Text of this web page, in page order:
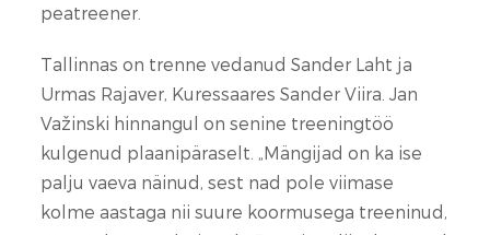
peatreener.
Tallinnas on trenne vedanud Sander Laht ja
Urmas Rajaver, Kuressaares Sander Viira. Jan
Važinski hinnangul on senine treeningtöö
kulgenud plaanipäraselt. „Mängijad on ka ise
palju vaeva näinud, sest nad pole viimase
kolme aastaga nii suure koormusega treeninud,